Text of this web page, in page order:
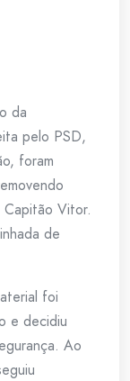
da
pelo PSD,
foram
Vitor.
de
foi
e decidiu
Ao